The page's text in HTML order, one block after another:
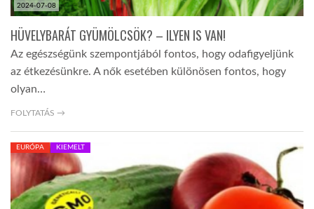
2024-07-08
HÜVELYBARÁT GYÜMÖLCSÖK? – ILYEN IS VAN!
Az egészségünk szempontjából fontos, hogy odafigyeljünk
az étkezésünkre. A nők esetében különösen fontos, hogy
olyan…
FOLYTATÁS →
EURÓPA KIEMELT